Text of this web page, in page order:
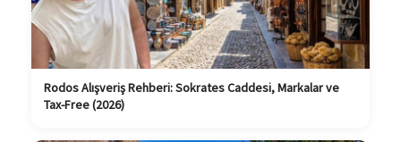
Rodos Alışveriş Rehberi: Sokrates Caddesi, Markalar ve
Tax-Free (2026)